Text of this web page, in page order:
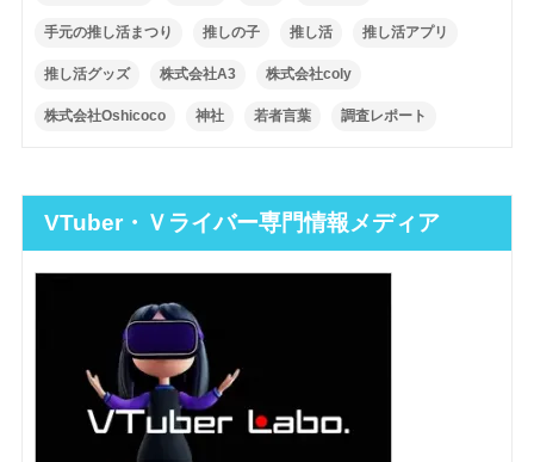
手元の推し活まつり 推しの子 推し活 推し活アプリ
推し活グッズ 株式会社A3 株式会社coly
株式会社Oshicoco 神社 若者言葉 調査レポート
VTuber・Ｖライバー専門情報メディア